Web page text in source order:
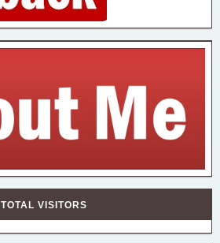
TOTAL VISITORS